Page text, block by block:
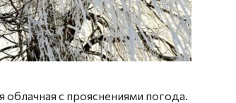
с прояснениями погода.